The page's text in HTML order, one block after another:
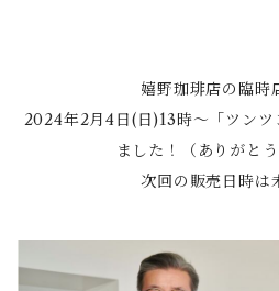
嬉野珈琲店の臨時
2024年2月4日(日)13時〜「ツン
ました！（ありがとう
次回の販売日時は